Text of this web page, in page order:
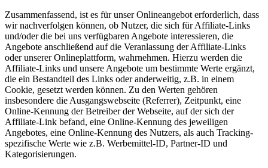
Zusammenfassend, ist es für unser Onlineangebot erforderlich, dass
wir nachverfolgen können, ob Nutzer, die sich für Affiliate-Links
und/oder die bei uns verfügbaren Angebote interessieren, die
Angebote anschließend auf die Veranlassung der Affiliate-Links
oder unserer Onlineplattform, wahrnehmen. Hierzu werden die
Affiliate-Links und unsere Angebote um bestimmte Werte ergänzt,
die ein Bestandteil des Links oder anderweitig, z.B. in einem
Cookie, gesetzt werden können. Zu den Werten gehören
insbesondere die Ausgangswebseite (Referrer), Zeitpunkt, eine
Online-Kennung der Betreiber der Webseite, auf der sich der
Affiliate-Link befand, eine Online-Kennung des jeweiligen
Angebotes, eine Online-Kennung des Nutzers, als auch Tracking-
spezifische Werte wie z.B. Werbemittel-ID, Partner-ID und
Kategorisierungen.